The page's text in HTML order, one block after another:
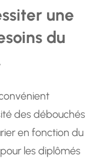
une
du
des débouchés
en fonction du
les diplômés